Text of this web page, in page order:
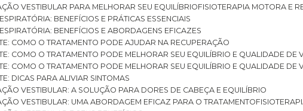
VESTIBULAR PARA MELHORAR SEU EQUILÍBRIO
FISIOTERAPIA MOTORA E
BENEFÍCIOS E PRÁTICAS ESSENCIAIS
BENEFÍCIOS E ABORDAGENS EFICAZES
COMO O TRATAMENTO PODE AJUDAR NA RECUPERAÇÃO
COMO O TRATAMENTO PODE MELHORAR SEU EQUILÍBRIO E QUALIDADE DE
COMO O TRATAMENTO PODE MELHORAR SEU EQUILÍBRIO E QUALIDADE DE
DICAS PARA ALIVIAR SINTOMAS
VESTIBULAR: A SOLUÇÃO PARA DORES DE CABEÇA E EQUILÍBRIO
VESTIBULAR: UMA ABORDAGEM EFICAZ PARA O TRATAMENTO